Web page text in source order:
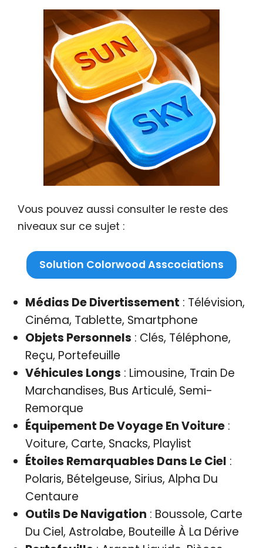
Vous pouvez aussi consulter le reste des
niveaux sur ce sujet :
Solution Colorwood Asscociations
Médias De Divertissement : Télévision,
Cinéma, Tablette, Smartphone
Objets Personnels : Clés, Téléphone,
Reçu, Portefeuille
Véhicules Longs : Limousine, Train De
Marchandises, Bus Articulé, Semi-
Remorque
Équipement De Voyage En Voiture:
Voiture, Carte, Snacks, Playlist
Étoiles Remarquables Dans Le Ciel :
Polaris, Bételgeuse, Sirius, Alpha Du
Centaure
Outils De Navigation : Boussole, Carte
Du Ciel, Astrolabe, Bouteille À La Dérive